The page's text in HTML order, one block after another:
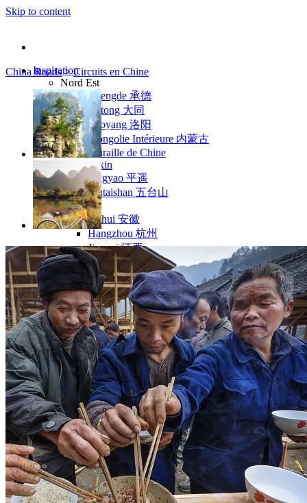
Skip to content
Inspiration
Nord Est
Chengde 承德
Datong 大同
Luoyang 洛阳
Mongolie Intérieure 内蒙古
Muraille de Chine
Pékin
Pingyao 平遥
Wutaishan 五台山
Côte Est
Anhui 安徽
Hangzhou 杭州
Jiangxi 江西
Montagnes Jaunes
Shandong 山东
Shanghai 上海
Suzhou 苏州
Nord Ouest
Gansu 甘肃
Dunhuang – 敦煌
Jiayuguan – 嘉峪关
Qinghai 青海
Xi’an 西安市
Xinjiang 新疆
Kashgar
Turpan
Sud Est
Canton 广州
Fujian 福建
Hong Kong 香港
Hunan 湖南
China Roads > Circuits en Chine